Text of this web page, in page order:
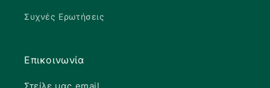
Συχνές Ερωτήσεις
Επικοινωνία